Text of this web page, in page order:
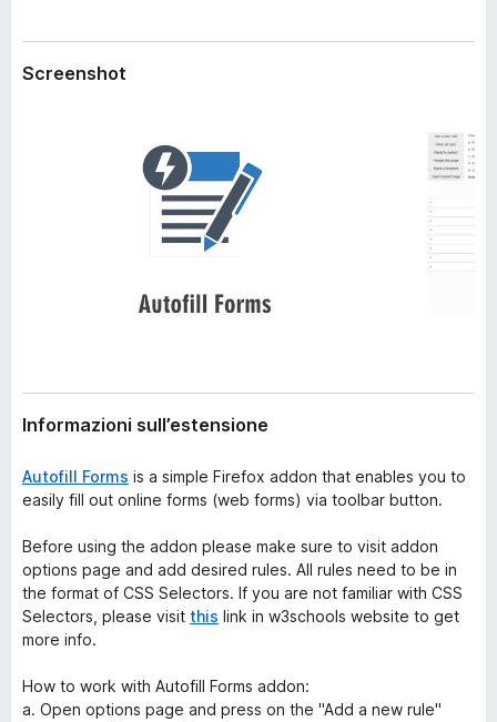
v
F
o
e
Screenshot
Informazioni sull’estensione
Autofill Forms is a simple Firefox addon that enables you to
easily fill out online forms (web forms) via toolbar button.
Before using the addon please make sure to visit addon
options page and add desired rules. All rules need to be in
the format of CSS Selectors. If you are not familiar with CSS
Selectors, please visit this link in w3schools website to get
more info.
How to work with Autofill Forms addon:
a. Open options page and press on the "Add a new rule"